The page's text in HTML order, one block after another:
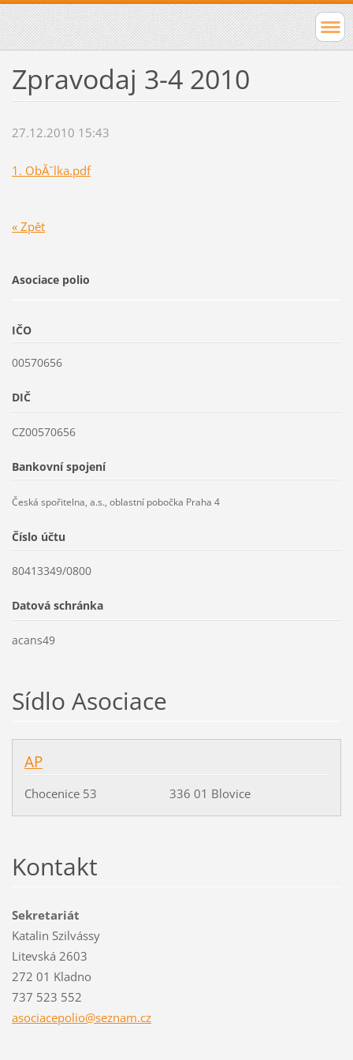
Zpravodaj 3-4 2010
27.12.2010 15:43
1. ObĂˇlka.pdf
« Zpět
Asociace polio
IČO
00570656
DIČ
CZ00570656
Bankovní spojení
Česká spořitelna, a.s., oblastní pobočka Praha 4
Číslo účtu
80413349/0800
Datová schránka
acans49
Sídlo Asociace
AP
Chocenice 53 336 01 Blovice
Kontakt
Sekretariát
Katalin Szilvássy
Litevská 2603
272 01 Kladno
737 523 552
asociacepolio@seznam.cz